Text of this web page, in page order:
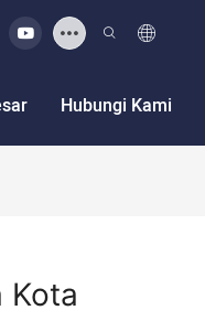
Hubungi Kami
Kota